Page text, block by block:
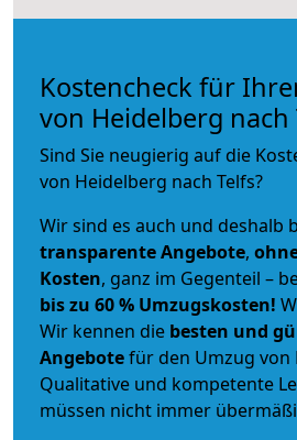
Kostencheck für
von Heidelberg nach
Sind Sie neugierig auf die
von Heidelberg nach Telfs?
Wir sind es auch und deshalb
transparente Angebote,
Kosten, ganz im Gegenteil –
bis zu 60 % Umzugskosten!
Wir kennen die besten und
Angebotefür den Umzug von
Qualitative und kompetente
müssen nicht immer